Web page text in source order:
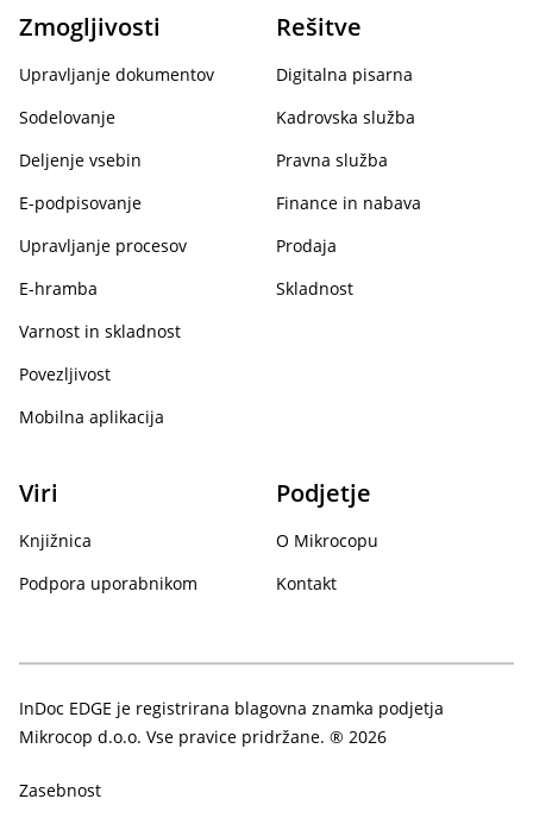
Zmogljivosti
Upravljanje dokumentov
Sodelovanje
Deljenje vsebin
E-podpisovanje
Upravljanje procesov
E-hramba
Varnost in skladnost
Povezljivost
Mobilna aplikacija
Rešitve
Digitalna pisarna
Kadrovska služba
Pravna služba
Finance in nabava
Prodaja
Skladnost
Viri
Knjižnica
Podpora uporabnikom
Podjetje
O Mikrocopu
Kontakt
InDoc EDGE je registrirana blagovna znamka podjetja
Mikrocop d.o.o. Vse pravice pridržane. ® 2026
Zasebnost